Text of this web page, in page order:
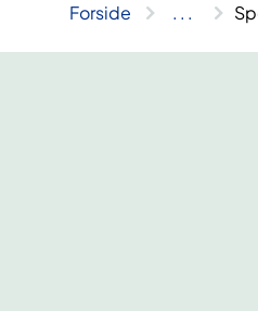
Forside .. .